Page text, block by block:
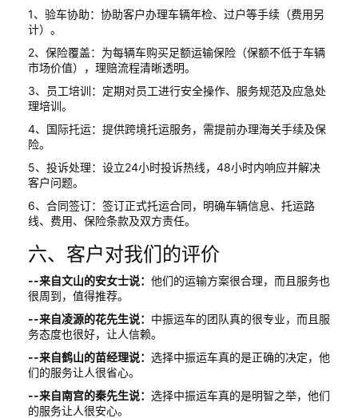
1、验车协助：协助客户办理车辆年检、过户等手续（费用另
计）。
2、保险覆盖：为每辆车购买足额运输保险（保额不低于车辆
市场价值），理赔流程清晰透明。
3、员工培训：定期对员工进行安全操作、服务规范及应急处
理培训。
4、国际托运：提供跨境托运服务，需提前办理海关手续及保
险。
5、投诉处理：设立24小时投诉热线，48小时内响应并解决
客户问题。
6、合同签订：签订正式托运合同，明确车辆信息、托运路
线、费用、保险条款及双方责任。
六、客户对我们的评价
--来自文山的安女士说： 他们的运输方案很合理，而且服务也
很周到，值得推荐。
--来自凌源的花先生说： 中振运车的团队真的很专业，而且服
务态度也很好，让人信赖。
--来自鹤山的苗经理说： 选择中振运车真的是正确的决定，他
们的服务让人很省心。
--来自南宫的秦先生说： 选择中振运车真的是明智之举，他们
的服务让人很安心。